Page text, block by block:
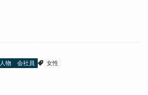
人物 会社員 女性